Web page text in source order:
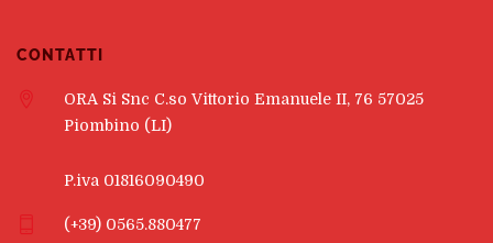
CONTATTI
(+39) 0565.880477
ORA Si Snc C.so Vittorio Emanuele II, 76 57025
Piombino (LI)
P.iva 01816090490